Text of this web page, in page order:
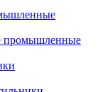
промышленные